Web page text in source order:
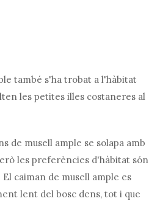
també s'ha trobat a l'hàbitat
les petites illes costaneres al
de musell ample se solapa amb
les preferències d'hàbitat són
caiman de musell ample es
lent del bosc dens, tot i que